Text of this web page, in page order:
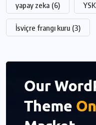
yapay zeka (6) YSK
İsviçre frangı kuru (3)